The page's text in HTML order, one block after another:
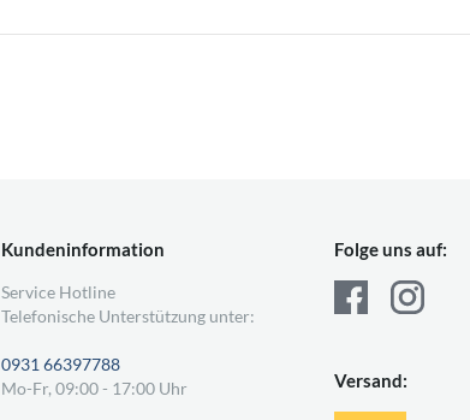
Kundeninformation
Service Hotline
Telefonische Unterstützung unter:
0931 66397788
Mo-Fr, 09:00 - 17:00 Uhr
Folge uns auf:
Versand: